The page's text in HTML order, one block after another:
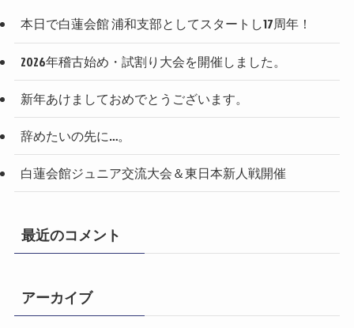
本日で白蓮会館 浦和支部としてスタートし17周年！
2026年稽古始め・試割り大会を開催しました。
新年あけましておめでとうございます。
辞めたいの先に…。
白蓮会館ジュニア交流大会＆東日本新人戦開催
最近のコメント
アーカイブ